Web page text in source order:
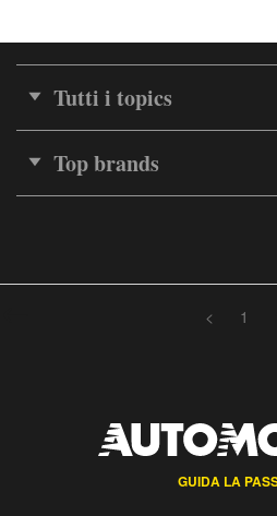
Tutti i topics
Top brands
< 1
GUIDA LA